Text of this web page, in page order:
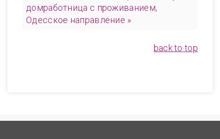
домработница с проживанием,
Одесское направление »
back to top